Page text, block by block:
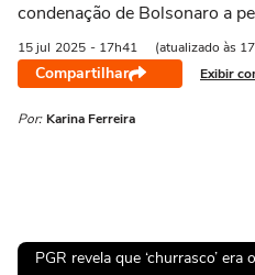
condenação de Bolsonaro a
15 jul 2025 - 17h41 (atualizado às
Compartilhar Exibir
Por: Karina Ferreira
PGR revela que ‘churrasco’